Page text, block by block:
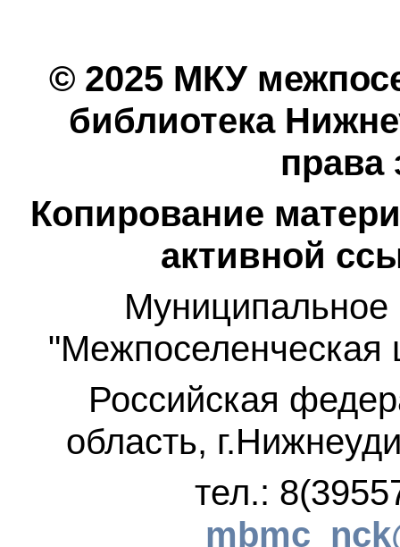
© 2025 МКУ
библиотека
Копирование
активной
Муниципальное
"Межпоселенческая
Российская
область,
тел.: